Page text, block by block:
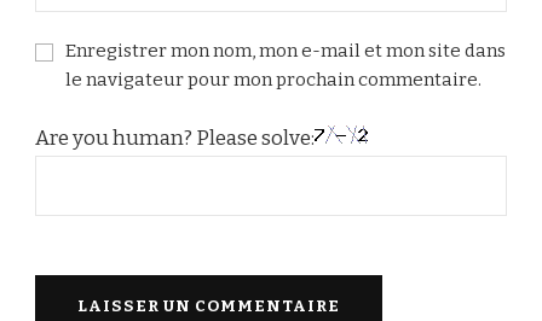
Enregistrer mon nom, mon e-mail et mon site dans
le navigateur pour mon prochain commentaire.
Are you human? Please solve: